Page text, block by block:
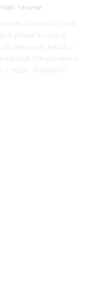
Universe
livello di incassi in tutto
di primati in tutto il
importanti battuti e
battuti Film più veloce
e mezzo di dollari in